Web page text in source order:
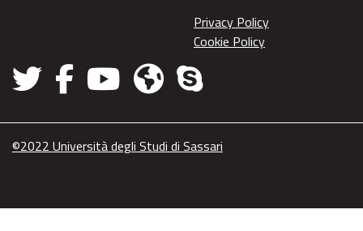
Privacy Policy
Cookie Policy
©2022 Università degli Studi di Sassari